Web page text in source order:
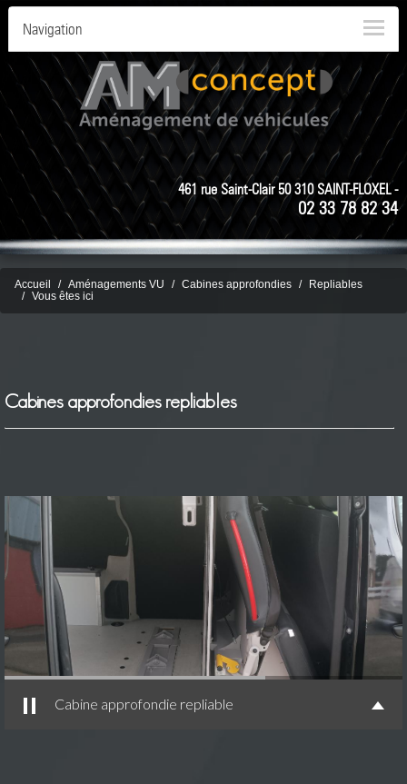
Navigation
461 rue Saint-Clair 50 310 SAINT-FLOXEL -
02 33 78 82 34
Accueil Aménagements VU Cabines approfondies
Repliables
Vous êtes ici
Cabines approfondies repliables
Cabine approfondie repliable